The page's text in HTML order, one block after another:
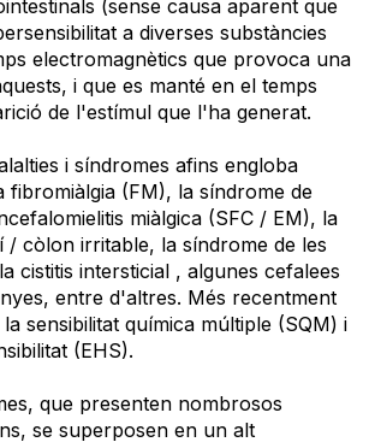
(sense causa aparent que
a diverses substàncies
electromagnètics que provoca una
i que es manté en el temps
de l'estímul que l'ha generat.
i síndromes afins engloba
fibromiàlgia (FM), la síndrome de
miàlgica (SFC / EM), la
/ còlon irritable, la síndrome de les
cistitis intersticial , algunes cefalees
entre d'altres. Més recentment
sensibilitat química múltiple (SQM) i
(EHS).
que presenten nombrosos
se superposen en un alt